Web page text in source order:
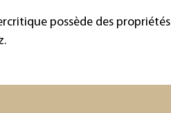
possède des propriétés